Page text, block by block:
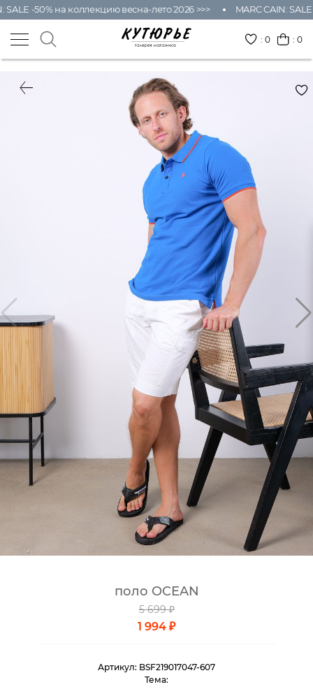
-50% на коллекцию весна-лето 2026 >>> MARC CAIN:
:0 : 0
поло OCEAN
5 699 ₽
1 994 ₽
Артикул: BSF219017047-607
Тема: